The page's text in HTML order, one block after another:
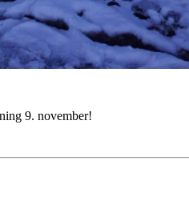
9. november!